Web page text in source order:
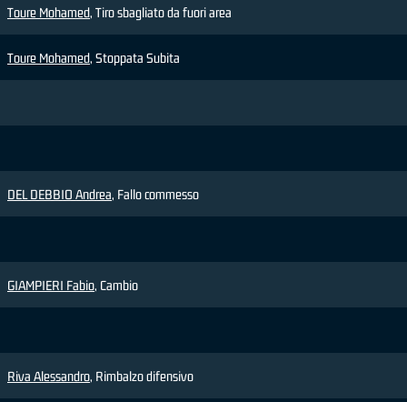
Toure Mohamed, Tiro sbagliato da fuori area
Toure Mohamed, Stoppata Subita
DEL DEBBIO Andrea, Fallo commesso
GIAMPIERI Fabio, Cambio
Riva Alessandro, Rimbalzo difensivo